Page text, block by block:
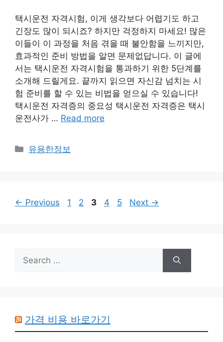
택시운전 자격시험, 이게 생각보다 어렵기도 하고
긴장도 많이 되시죠? 하지만 걱정하지 마세요! 많은
이들이 이 과정을 처음 겪을 때 불안함을 느끼지만,
효과적인 준비 방법을 알면 문제없답니다. 이 글에
서는 택시운전 자격시험을 통과하기 위한 5단계를
소개해 드릴게요. 끝까지 읽으면 자신감 넘치는 시
험 준비를 할 수 있는 비법을 얻으실 수 있습니다!
택시운전 자격증의 중요성 택시운전 자격증은 택시
운전사가 … Read more
Categories
유용한정보
← Previous Page
1 Page
2 Page
3 Page
4 Page
5 Next →
Search
for:
가격 비용 바로가기